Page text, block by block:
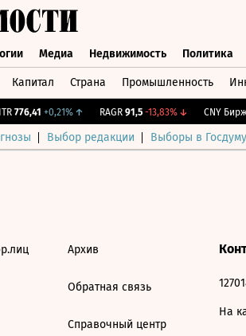
Медиа Недвижимость Политика
Капитал Страна Промышленность
776,41 +0,21%↑ RAGR 91,5 -13,83%↓ CNY Бирж.
Выбор редакции Выборы в
Архив
Обратная связь
Справочный центр
На